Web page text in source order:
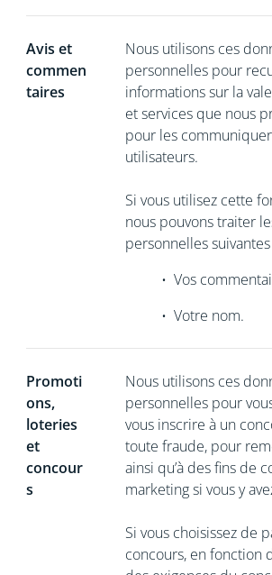
Avis et
commen
taires
Nous utilisons ces
personnelles pour
informations sur la
et services que nous
pour les
utilisateurs.
Si vous utilisez cette
nous pouvons traiter
personnelles suivantes
• Vos
• Votre nom.
Promoti
ons,
loteries
et
concour
s
Nous utilisons ces
personnelles pour
vous inscrire à un
toute fraude, pour
ainsi qu’à des fins de
marketing si vous y
Si vous choisissez de
concours, en fonction